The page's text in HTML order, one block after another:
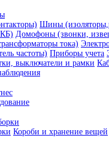
Шины
Домофоны (звонки,
тока)
частоты) Приборы учета
выключатели и рамки
Короби и хранение вещей